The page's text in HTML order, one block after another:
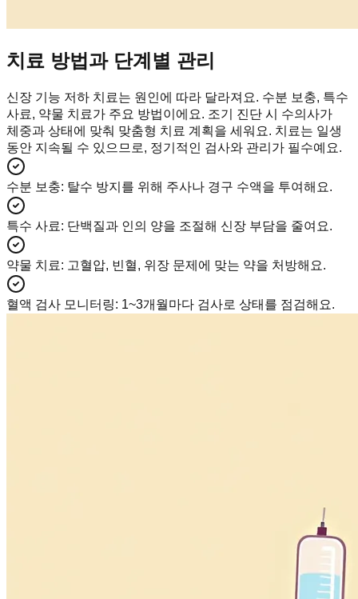
치료 방법과 단계별 관리
신장 기능 저하 치료는 원인에 따라 달라져요. 수분 보충, 특수
사료, 약물 치료가 주요 방법이에요. 조기 진단 시 수의사가
체중과 상태에 맞춰 맞춤형 치료 계획을 세워요. 치료는 일생
동안 지속될 수 있으므로, 정기적인 검사와 관리가 필수예요.
수분 보충: 탈수 방지를 위해 주사나 경구 수액을 투여해요.
특수 사료: 단백질과 인의 양을 조절해 신장 부담을 줄여요.
약물 치료: 고혈압, 빈혈, 위장 문제에 맞는 약을 처방해요.
혈액 검사 모니터링: 1~3개월마다 검사로 상태를 점검해요.